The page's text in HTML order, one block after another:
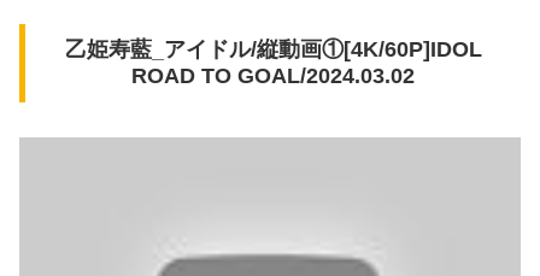
乙姫寿藍_アイドル/縦動画①[4K/60P]IDOL
ROAD TO GOAL/2024.03.02